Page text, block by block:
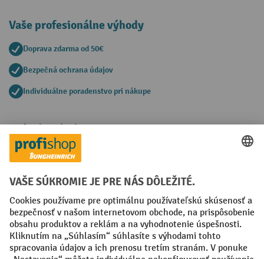
Vaše profesionálne výhody
Doprava zdarma od 50€
Bezpečná ochrana údajov
Individuálne poradenstvo pri nákupe
Spôsoby platby
Creditcard (Master)Creditcard (Visa)
Faktúra Predplatba
Sociálne siete
Facebook
YouTube
LinkedIn